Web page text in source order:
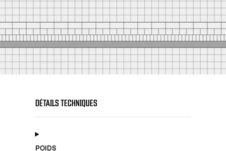
DÉTAILS TECHNIQUES
POIDS